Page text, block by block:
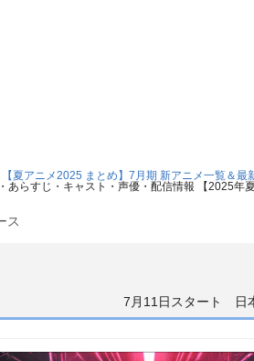
【夏アニメ2025 まとめ】7月期 新アニメ一覧＆最
あらすじ・キャスト・声優・配信情報 【2025年夏
ス
7月11日スタート